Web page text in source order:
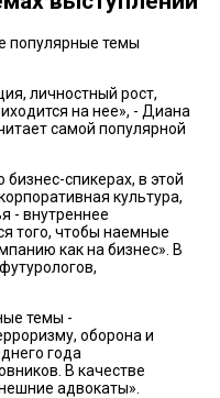
популярные темы
личностный рост,
на нее», - Диана
самой популярной
спикерах, в этой
культура,
- внутреннее
того, чтобы наемные
как на бизнес». В
темы -
оборона и
года
В качестве
адвокаты».